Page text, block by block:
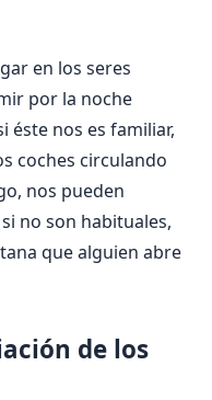
en los seres
por la noche
éste nos es familiar,
coches circulando
nos pueden
no son habituales,
que alguien abre
de los